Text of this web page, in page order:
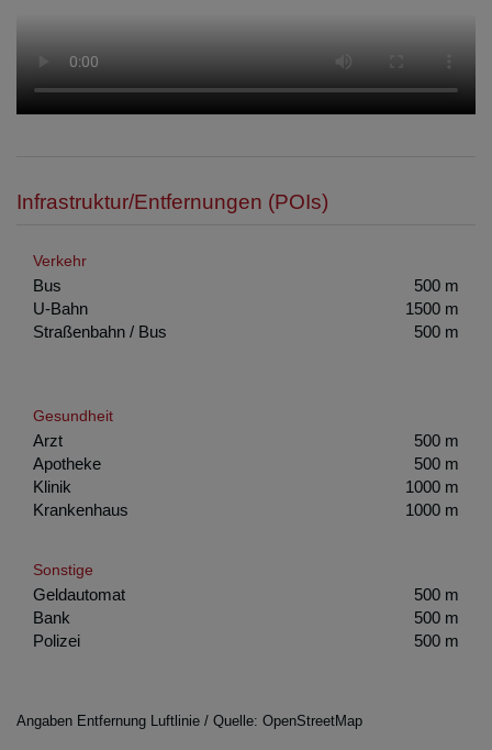
Infrastruktur/Entfernungen (POIs)
Verkehr
Bus
500 m
U-Bahn
1500 m
Straßenbahn / Bus
500 m
Gesundheit
Arzt
500 m
Apotheke
500 m
Klinik
1000 m
Krankenhaus
1000 m
Sonstige
Geldautomat
500 m
Bank
500 m
Polizei
500 m
Angaben Entfernung Luftlinie / Quelle: OpenStreetMap